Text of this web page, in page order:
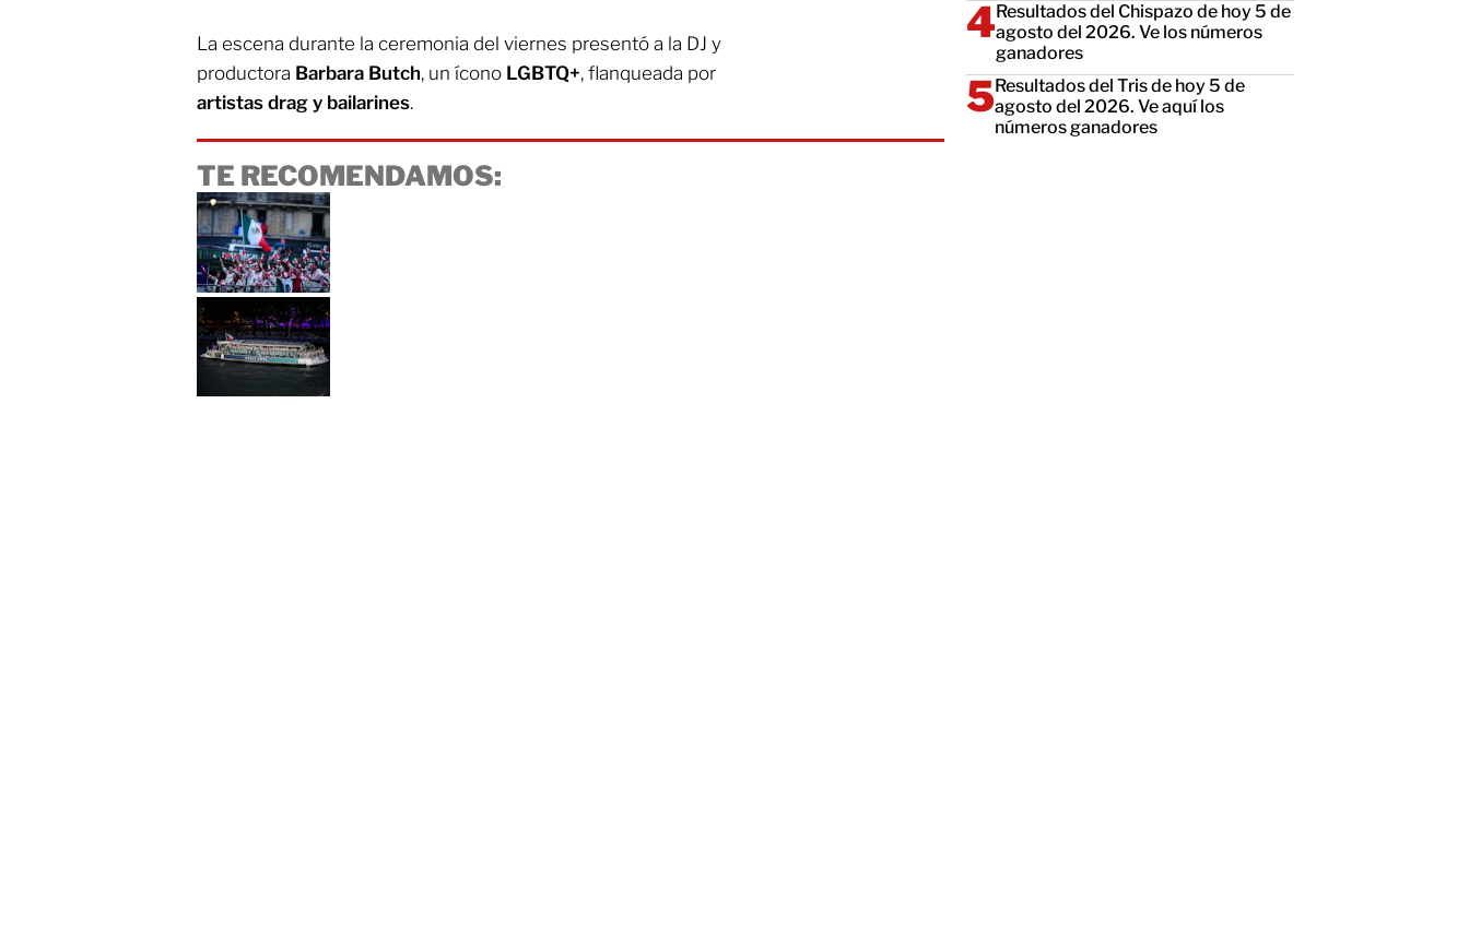
La escena durante la ceremonia del viernes presentó a la DJ y
productora Barbara Butch, un ícono LGBTQ+, flanqueada por
artistas drag y bailarines.
TE RECOMENDAMOS:
Resultados del Chispazo de hoy 5 de
agosto del 2026. Ve los números
ganadores
Resultados del Tris de hoy 5 de
agosto del 2026. Ve aquí los
números ganadores